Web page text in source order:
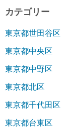
カテゴリー
東京都世田谷区
東京都中央区
東京都中野区
東京都北区
東京都千代田区
東京都台東区